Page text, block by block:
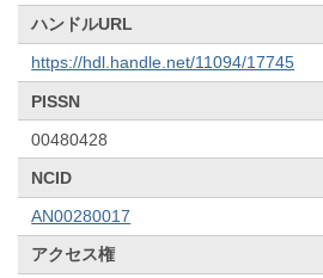
ハンドルURL
https://hdl.handle.net/11094/17745
PISSN
00480428
NCID
AN00280017
アクセス権